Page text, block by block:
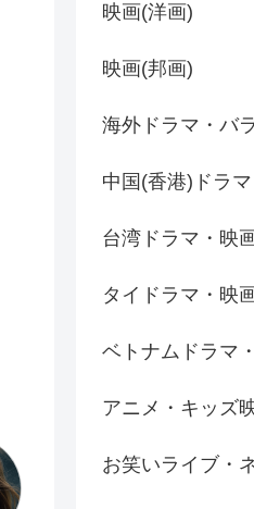
映画(洋画)
映画(邦画)
海外ドラマ・バ
中国(香港)ドラ
台湾ドラマ・映
タイドラマ・映
ベトナムドラマ
アニメ・キッズ
お笑いライブ・